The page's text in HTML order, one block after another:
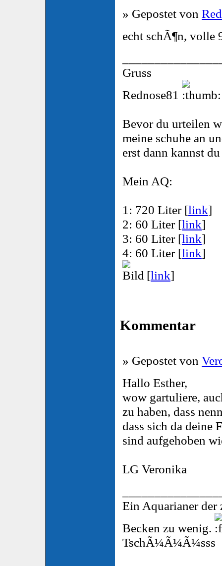
» Gepostet von
echt schÃ¶n, volle
Gruss
Rednose81
Bevor du urteilen
meine schuhe an
erst dann kannst
Mein AQ:
1: 720 Liter [link]
2: 60 Liter [link]
3: 60 Liter [link]
4: 60 Liter [link]
[link]
Kommentar
» Gepostet von
Hallo Esther,
wow gartuliere,
zu haben, dass
dass sich da
sind aufgehoben
LG Veronika
Ein Aquarianer
Becken zu wenig.
TschÃ¼Ã¼Ã¼sss